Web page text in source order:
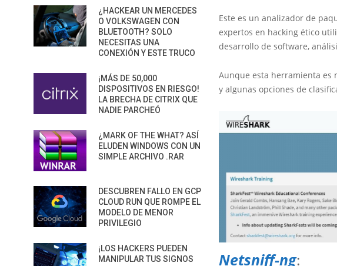
Este es un analizador de
expertos en hacking ético
desarrollo de software,
Aunque esta herramienta es
y algunas opciones de
Netsniff-ng:
¿HACKEAR UN MERCEDES
O VOLKSWAGEN CON
BLUETOOTH? SOLO
NECESITAS UNA
CONEXIÓN Y ESTE TRUCO
¡MÁS DE 50,000
DISPOSITIVOS EN RIESGO!
LA BRECHA DE CITRIX QUE
NADIE PARCHEÓ
¿MARK OF THE WHAT? ASÍ
ELUDEN WINDOWS CON UN
SIMPLE ARCHIVO .RAR
DESCUBREN FALLO EN GCP
CLOUD RUN QUE ROMPE EL
MODELO DE MENOR
PRIVILEGIO
¡LOS HACKERS PUEDEN
MANIPULAR TUS SIGNOS